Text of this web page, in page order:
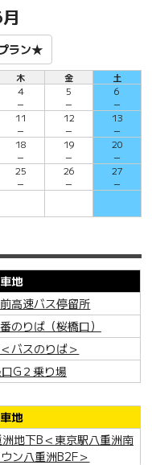
ラン★
木 金
土
4
－
5
－
6
－
11
－
12
－
13
－
18
－
19
－
20
－
25
－
26
－
27
－
地
高速バス停留所
のりば（桜橋口）
バスのりば＞
G２乗り場
地
地下B＜東京駅八重洲南
ン八重洲B2F＞